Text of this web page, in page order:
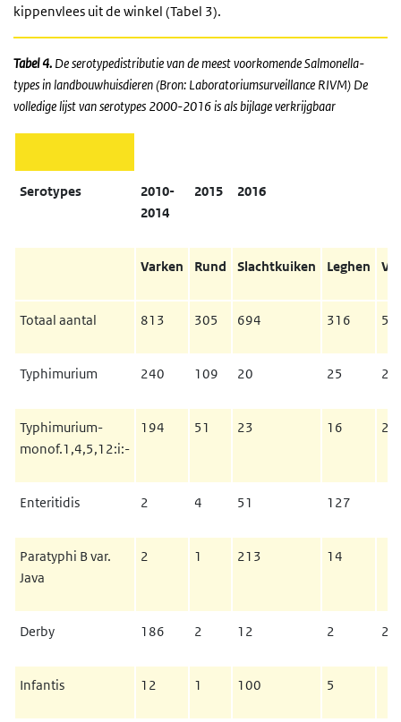
kippenvlees uit de winkel (Tabel 3).
Tabel 4. De serotypedistributie van de meest voorkomende Salmonella-
types in landbouwhuisdieren (Bron: Laboratoriumsurveillance RIVM) De
volledige lijst van serotypes 2000-2016 is als bijlage verkrijgbaar
Serotypes
2010-
2014
2015 2016
Varken Rund Slachtkuiken Leghen
Totaal aantal 813 305 694 316 54
Typhimurium 240 109 20 25 28
Typhimurium-
monof.1,4,5,12:i:-
194 51 23 16 22
Enteritidis 2 4 51 127
Paratyphi B var.
Java
2 1 213 14
Derby 186 2 12 2 2
Infantis 12 1 100 5